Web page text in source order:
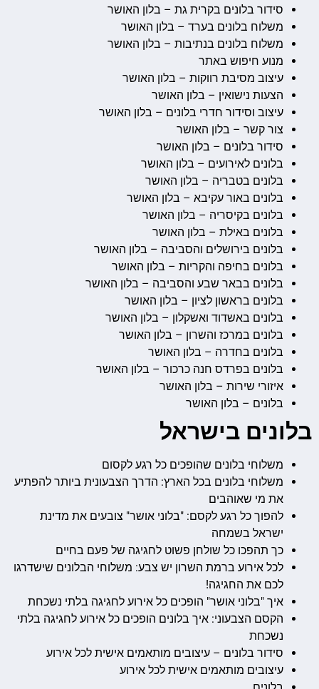
סידור בלונים בקרית גת – בלון האושר
משלוח בלונים בערד – בלון האושר
משלוח בלונים בנתיבות – בלון האושר
מנוע חיפוש באתר
עיצוב מסיבת רווקות – בלון האושר
הצעות נישואין – בלון האושר
עיצוב וסידור חדרי בלונים – בלון האושר
צור קשר – בלון האושר
סידור בלונים – בלון האושר
בלונים לאירועים – בלון האושר
בלונים בטבריה – בלון האושר
בלונים באור עקיבא – בלון האושר
בלונים בקיסריה – בלון האושר
בלונים באילת – בלון האושר
בלונים בירושלים והסביבה – בלון האושר
בלונים בחיפה והקריות – בלון האושר
בלונים בבאר שבע והסביבה – בלון האושר
בלונים בראשון לציון – בלון האושר
בלונים באשדוד ואשקלון – בלון האושר
בלונים במרכז והשרון – בלון האושר
בלונים בחדרה – בלון האושר
בלונים בפרדס חנה כרכור – בלון האושר
איזורי שירות – בלון האושר
בלונים – בלון האושר
בלונים בישראל
משלוחי בלונים שהופכים כל רגע לקסום
משלוחי בלונים בכל הארץ: הדרך הצבעונית ביותר להפתיע
את מי שאוהבים
להפוך כל רגע לקסם: "בלוני אושר" צובעים את מדינת
ישראל בשמחה
כך תהפכו כל שולחן פשוט לחגיגה של פעם בחיים
לכל אירוע ברמת השרון יש צבע: משלוחי הבלונים שישדרגו
לכם את החגיגה!
איך "בלוני אושר" הופכים כל אירוע לחגיגה בלתי נשכחת
הקסם הצבעוני: איך בלונים הופכים כל אירוע לחגיגה בלתי
נשכחת
סידור בלונים – עיצובים מותאמים אישית לכל אירוע
עיצובים מותאמים אישית לכל אירוע